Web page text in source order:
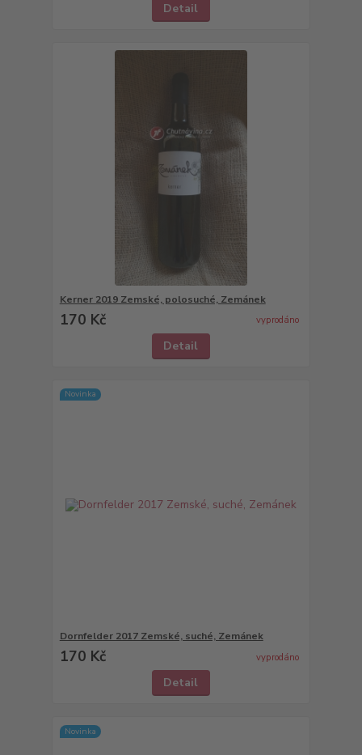
Detail
Kerner 2019 Zemské, polosuché, Zemánek
170 Kč vyprodáno
Detail
Novinka
Dornfelder 2017 Zemské, suché, Zemánek
170 Kč vyprodáno
Detail
Novinka